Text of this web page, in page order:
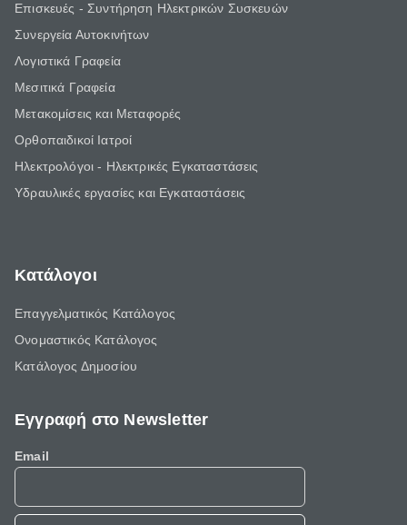
Επισκευές - Συντήρηση Ηλεκτρικών Συσκευών
Συνεργεία Αυτοκινήτων
Λογιστικά Γραφεία
Μεσιτικά Γραφεία
Μετακομίσεις και Μεταφορές
Ορθοπαιδικοί Ιατροί
Ηλεκτρολόγοι - Ηλεκτρικές Εγκαταστάσεις
Υδραυλικές εργασίες και Εγκαταστάσεις
Κατάλογοι
Επαγγελματικός Κατάλογος
Ονομαστικός Κατάλογος
Κατάλογος Δημοσίου
Εγγραφή στο Newsletter
Email